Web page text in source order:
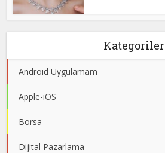
Kategoriler
Android Uygulamam
Apple-iOS
Borsa
Dijital Pazarlama